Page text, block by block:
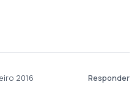
2016 Responder